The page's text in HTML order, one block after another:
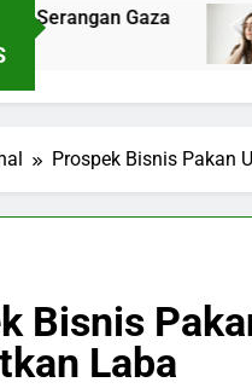
Gaza
9
Prospek Bisnis Pakan
Bisnis
Laba